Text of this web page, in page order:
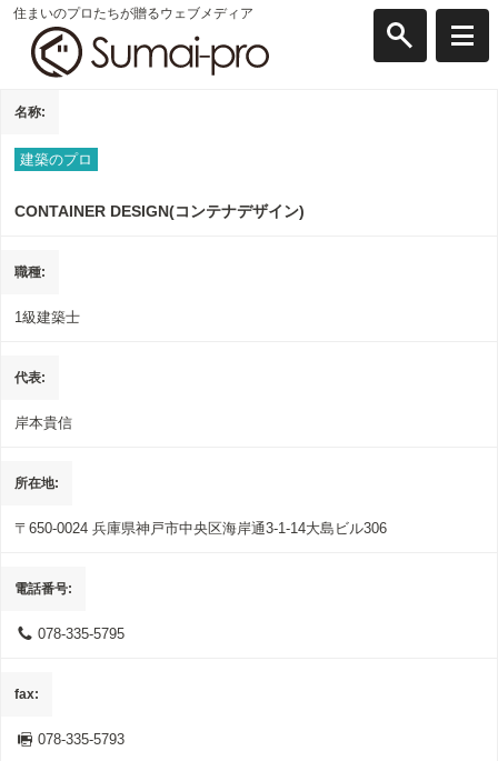
住まいのプロたちが贈るウェブメディア
名称
建築のプロ
CONTAINER DESIGN(コンテナデザイン)
職種
1級建築士
代表
岸本貴信
所在地
〒650-0024 兵庫県神戸市中央区海岸通3-1-14大島ビル306
電話番号
078-335-5795
fax
078-335-5793